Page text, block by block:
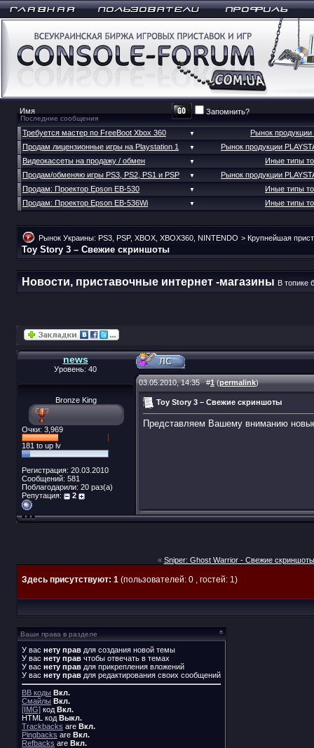
Запомнить?
Последние сообщения
Требуется мастер по FreeBoot Xbox 360 ▼
Рынок продукции
Продам лицензионные игры на Playstation 1
▼
Рынок продукции
Видеокассеты на продажу / обмен
▼
Иные типы
Продам/обменяю игры PS3, PS2, PS1 и PSP
▼
Рынок продукции
Продам: Проектор Epson EB-530
▼
Иные типы
Продам: Проектор Epson EB-536Wi
▼ Иные типы
Рынок Украины: PS3, PSP, XBOX, XBOX360, NINTENDO > Крупнейшая
Toy Story 3 – Свежие скриншоты
Новости, приставочные интернет -магазины В топике
news
Уровень: 40
Bronze King
Очки: 3,969
181 to up lv
Регистрация: 20.03.2010
Сообщений: 581
Поблагодарили: 20 раз(а)
Репутация:
2
03.05.2010, 14:35#1(permalink)
Toy Story 3 – Свежие скриншоты
Представляем Вашему вниманию
« Sniper: Ghost Warrior - Свежие скриншоты
Здесь присутствуют: 1 (пользователей: 0 , гостей: 1)
Ваши права в разделе
У вас нету прав для создания новой темы
У вас нету прав чтобы отвечать в темах
У вас нету прав для прикрепления вложений
У вас нету прав для редактирования своих сообщений
BB коды Вкл.
Смайлы Вкл.
[IMG] код Вкл.
HTML код Выкл.
Trackbacks are Вкл.
Pingbacks are Вкл.
Refbacks are Вкл.